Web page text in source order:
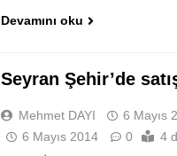
Devamını oku
Seyran Şehir’de
Mehmet DAYI
6 Mayıs
6 Mayıs 2014
0 4